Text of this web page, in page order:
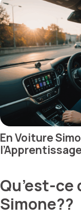
En Voiture
Qu’est-ce
Simone??